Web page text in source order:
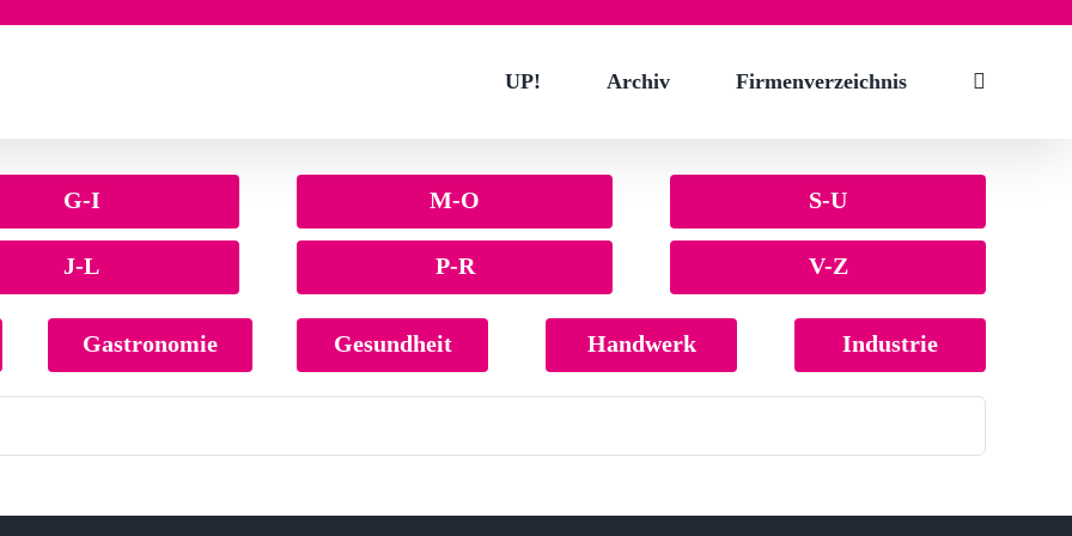
UP! Archiv Firmenverzeichnis
G-I
J-L
M-O
P-R
S-U
V-Z
Gastronomie Gesundheit Handwerk Industrie